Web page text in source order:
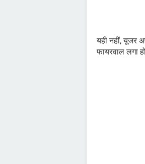
यही नहीं, यूजर
फायरवाल लगा